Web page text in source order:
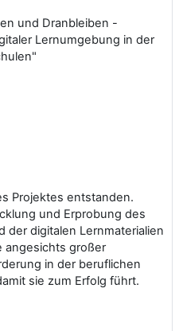
und Dranbleiben -
Lernumgebung in der
Projektes entstanden.
und Erprobung des
der digitalen Lernmaterialien
angesichts großer
in der beruflichen
sie zum Erfolg führt.